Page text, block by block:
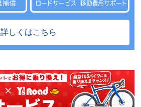
詳しくはこちら